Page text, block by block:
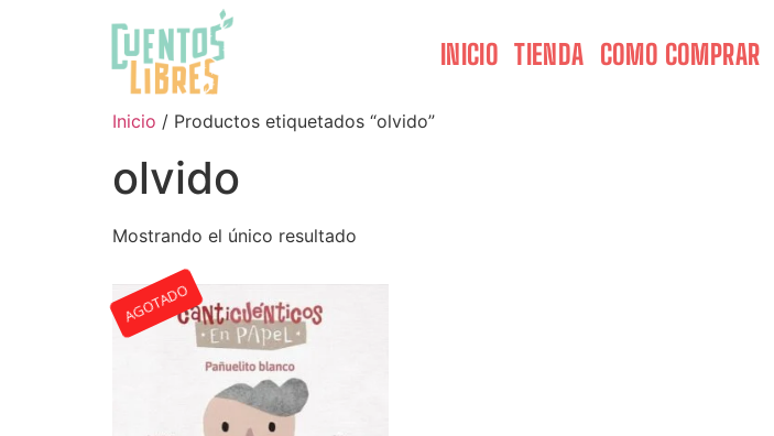
INICIO TIENDA COMO COMPRAR
Inicio / Productos etiquetados “olvido”
olvido
Mostrando el único resultado
AGOTADO